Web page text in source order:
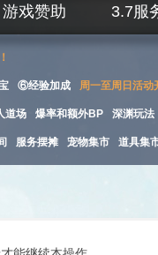
游戏赞助 3.7服
⑥经验加成 周一至周日活动
道场 爆率和额外BP 深渊玩法
服务摆摊 宠物集市 道具集